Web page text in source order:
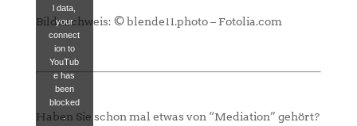
Bildnachweis: © blende11.photo – Fotolia.com
Haben Sie schon mal etwas von “Mediation” gehört?
l data,
your
connect
ion to
YouTub
e has
been
blocked
.